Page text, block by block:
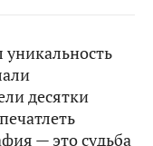
уникальность
десятки
— это судьба